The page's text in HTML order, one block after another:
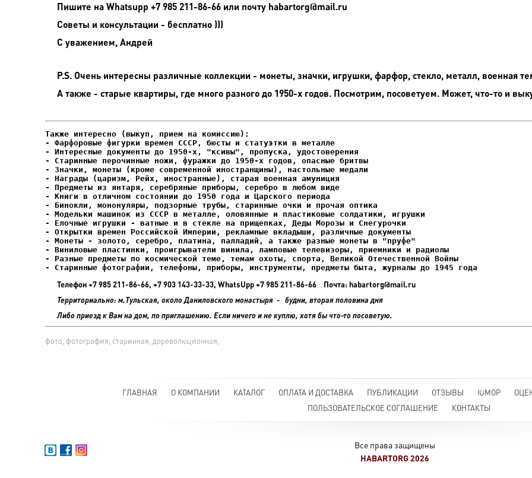
Пишите на Whatsupp +7 985 211-86-66 или почту habartorg@mail.ru
Советы и консультации - бесплатно )))
С уважением, Андрей
P.S. Очень интересны различные коллекции - монеты, значки, игрушки, фарфор, стекло, металл, военная
А также - старые квартиры, где много разного до 1950-х годов. Посмотрим, посоветуем. Может, что-то и
- Фарфоровые фигурки времен СССР, бюсты и статуэтки в металле
- Интересные документы до 1950-х, "ксивы", пропуска, удостоверения
- Елочные игрушки - ватные и в стекле на прищепках, Деды Морозы и Снегурочки
- Старинные фотографии, телефоны, приборы, инструменты, предметы быта, журналы до 1945 года
Телефон +7 985 211-86-66, +7 903 143-33-33, WhatsUpp +7 985 211-86-66 Почта: habartorg@mail.ru
Территориально: м.Тульская, около Даниловского монастыря - будни, вторая половина дня
Либо приезд к Вам на дом, по приглашению. Если ничего и не куплю, хотя бы что-то посоветую.
фото, фотография, старинная, дореволюционная,
ГЛАВНАЯ О КОМПАНИИ КАТАЛОГ ОПЛАТА И ДОСТАВКА ПУБЛИКАЦИИ ОТЗЫВЫ ЮМОР
ПОЛЬЗОВАТЕЛЬСКОЕ СОГЛАШЕНИЕ
КОНТАКТЫ
Все права защищены
HABARTORG 2026